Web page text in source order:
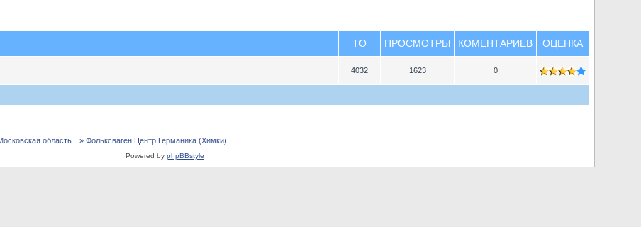
TO ПРОСМОТРЫ КОМЕНТАРИЕВ ОЦЕНКА
4032 1623 0
область » Фольксваген Центр Германика (Химки)
Powered by phpBBstyle